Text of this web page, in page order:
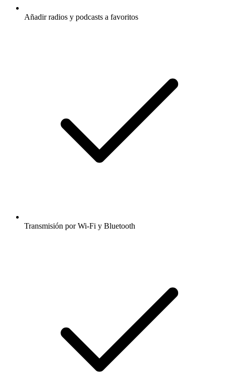
Añadir radios y podcasts a favoritos
Transmisión por Wi-Fi y Bluetooth